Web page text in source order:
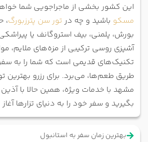
این کشور بخشی از ماجراجویی شما
مسکو باشید و چه در تور سن پترزبورگ،
بورش، پلمنی، بیف استروگانف یا
آشپزی روسی ترکیبی از مزه‌های ملایم،
تکنیک‌های قدیمی است که شما را به
طریق طعم‌ها، می‌برد. برای رزرو بهترین
مشهد با خدمات ویژه، همین حالا با
بگیرید و سفر خود را به دنیای تزارها
بهترین زمان سفر به استانبول